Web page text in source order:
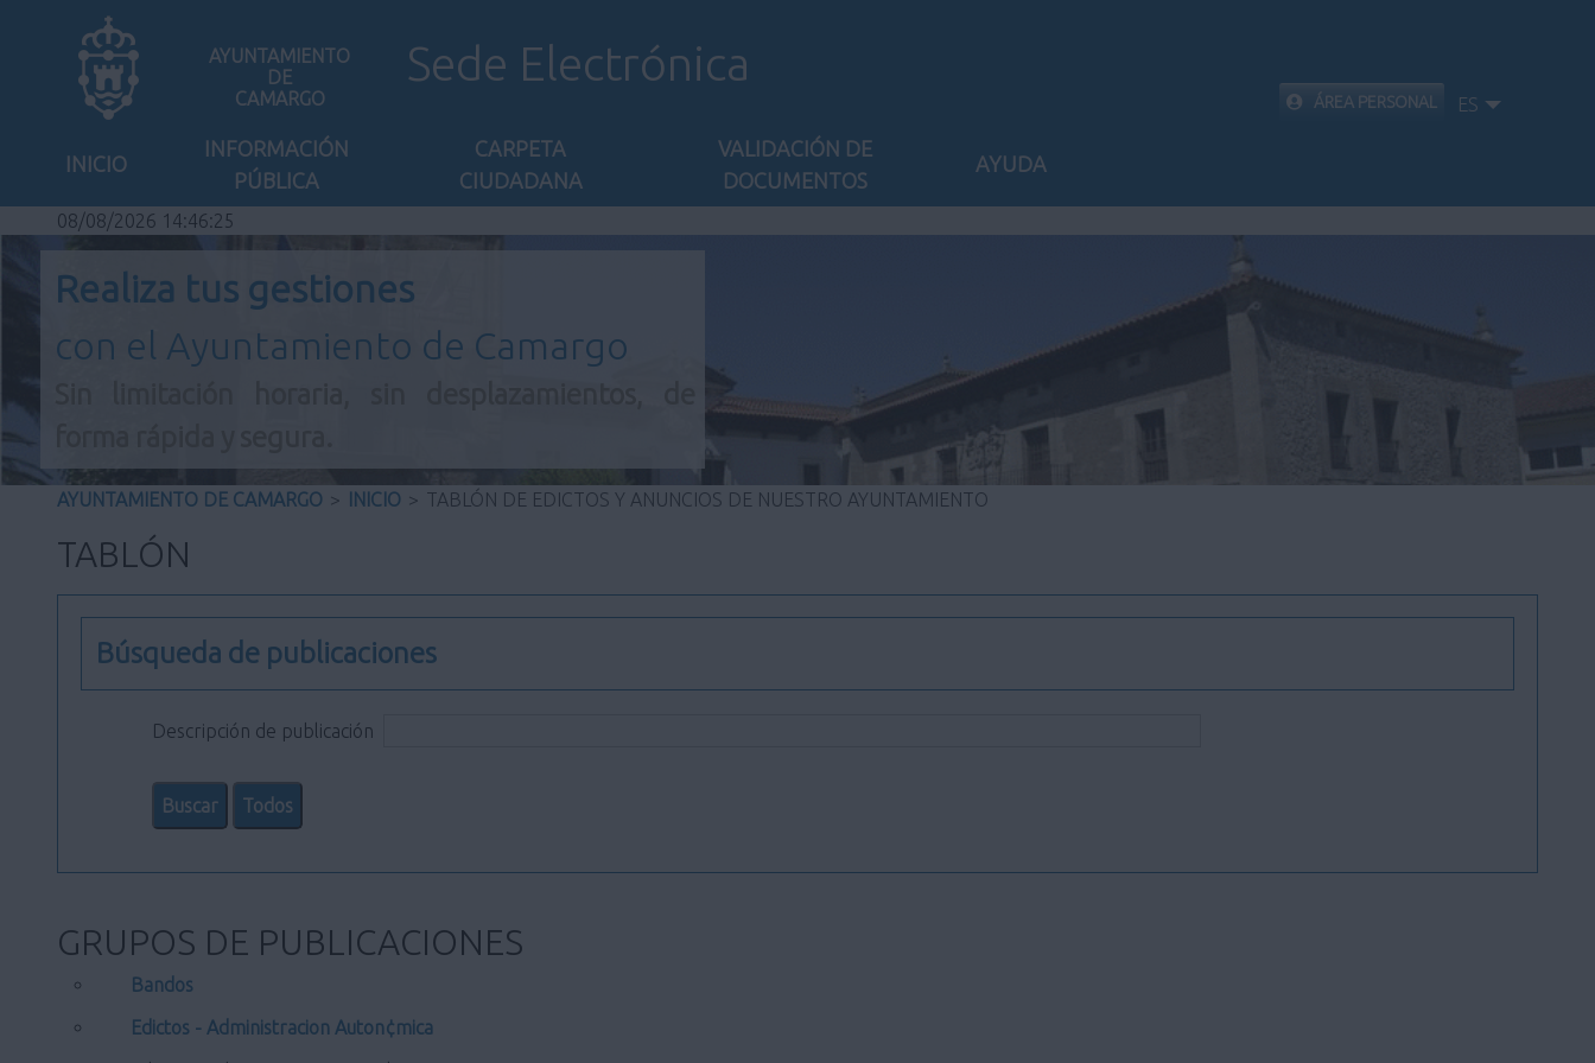
AYUNTAMIENTO
DE
CAMARGO
Sede Electrónica
INICIO
INFORMACIÓN
PÚBLICA
CARPETA
CIUDADANA
VALIDACIÓN DE
DOCUMENTOS
AYUDA
ÁREA PERSONAL ES
08/08/2026 14:46:26
Realiza tus gestiones
con el Ayuntamiento de Camargo
AYUNTAMIENTO DE CAMARGO > INICIO > TABLÓN DE EDICTOS Y ANUNCIOS DE NUESTRO AYUNTAMIENTO
TABLÓN
Búsqueda de publicaciones
Descripción de publicación
GRUPOS DE PUBLICACIONES
Bandos
Edictos - Administracion Auton¢mica